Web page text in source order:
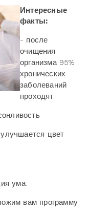
Интересные
факты:
- после
очищения
организма 95%
хронических
заболеваний
проходят
цвет
ума.
вам программу